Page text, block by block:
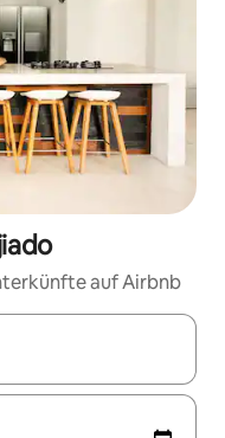
auf Airbnb
mit den